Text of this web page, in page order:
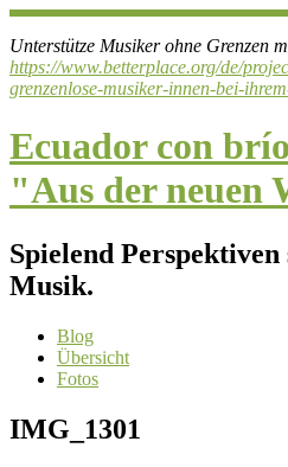
Unterstütze Musiker ohne Grenzen
https://www.betterplace.org/de/
grenzenlose-musiker-innen-bei-
Ecuador con
"Aus der neuen
Spielend
Musik.
Blog
Übersicht
Fotos
IMG_1301